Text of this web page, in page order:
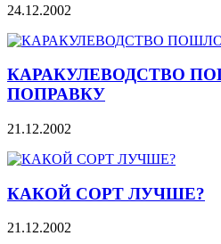
24.12.2002
КАРАКУЛЕВОДСТВО
ПОПРАВКУ
21.12.2002
КАКОЙ СОРТ ЛУЧШЕ?
21.12.2002